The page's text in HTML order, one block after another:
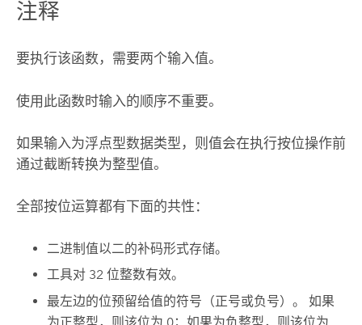
注释
要执行该函数，需要两个输入值。
使用此函数时输入的顺序不重要。
如果输入为浮点型数据类型，则值会在执行按位操作前
通过截断转换为整型值。
全部按位运算都有下面的共性：
二进制值以二的补码形式存储。
工具对 32 位整数有效。
最左边的位预留给值的符号（正号或负号）。 如果